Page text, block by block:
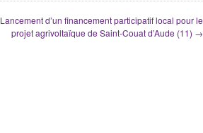
Lancement d’un financement participatif local pour le
projet agrivoltaïque de Saint-Couat d’Aude (11) →